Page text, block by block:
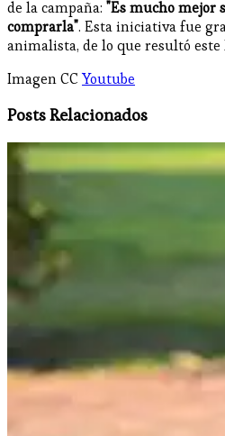
de la campaña: "Es mucho mejor
comprarla". Esta iniciativa fue
animalista, de lo que resultó este
Imagen CC Youtube
Posts Relacionados